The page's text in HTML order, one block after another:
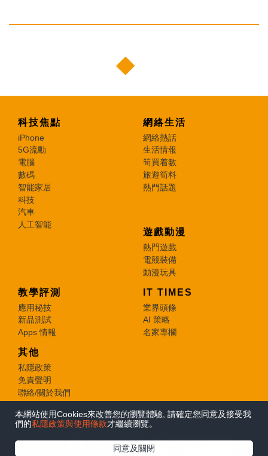
本網站使用Cookies來改善您的瀏覽體驗, 請確定您同意及接受我
們的私隱政策與使用條款才繼續瀏覽。
同意及關閉
科技焦點
iPhone
5G流動
電腦
數碼
智能家居
科技
汽車
人工智能
網絡生活
網絡熱話
生活情報
筍買着數
旅遊筍料
熱門話題
遊戲動漫
熱門遊戲
電競裝備
動漫玩具
教學評測
應用秘技
新品測試
Apps 情報
IT TIMES
業界頭條
AI 策略
名家專欄
其他
私隱政策
免責聲明
聯絡/關於我們
© 2026 e-zone. All Rights Reserved.